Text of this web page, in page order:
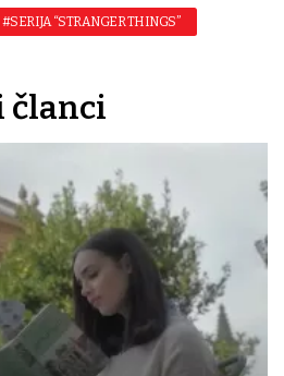
#SERIJA “STRANGER THINGS”
članci